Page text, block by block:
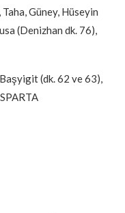
Güney, Hüseyin
(Denizhan dk. 76),
(dk. 62 ve 63),